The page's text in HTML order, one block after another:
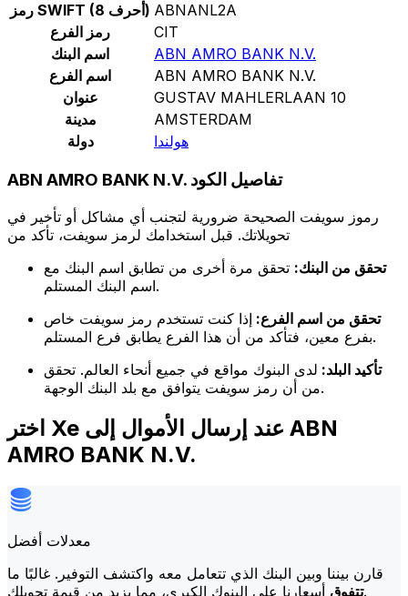
رمز SWIFT (8 أحرف) ABNANL2A
رمز الفرع
CIT
اسم البنك
ABN AMRO BANK N.V.
اسم الفرع
ABN AMRO BANK N.V.
عنوان
GUSTAV MAHLERLAAN 10
مدينة
AMSTERDAM
دولة
هولندا
ABN AMRO BANK N.V. تفاصيل الكود
رموز سويفت الصحيحة ضرورية لتجنب أي مشاكل أو تأخير في
تحويلاتك. قبل استخدامك لرمز سويفت، تأكد من
تحقق من البنك: تحقق مرة أخرى من تطابق اسم البنك مع
اسم البنك المستلم.
تحقق من اسم الفرع: إذا كنت تستخدم رمز سويفت خاص
بفرع معين، فتأكد من أن هذا الفرع يطابق فرع المستلم.
تأكيد البلد: لدى البنوك مواقع في جميع أنحاء العالم. تحقق
من أن رمز سويفت يتوافق مع بلد البنك الوجهة.
اختر Xe عند إرسال الأموال إلى ABN
AMRO BANK N.V.
معدلات أفضل
قارن بيننا وبين البنك الذي تتعامل معه واكتشف التوفير. غالبًا ما
تتفوقأسعارنا على البنوك الكبرى، مما يزيد من قيمة تحويلك.